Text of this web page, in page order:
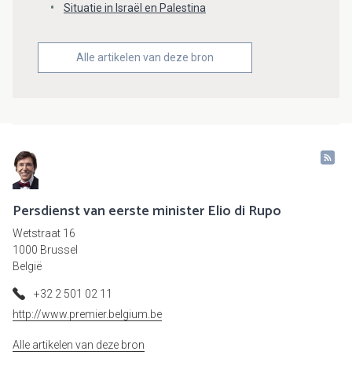
Situatie in Israël en Palestina
Alle artikelen van deze bron
Persdienst van eerste minister Elio di Rupo
Wetstraat 16
1000 Brussel
België
+32 2 501 02 11
http://www.premier.belgium.be
Alle artikelen van deze bron